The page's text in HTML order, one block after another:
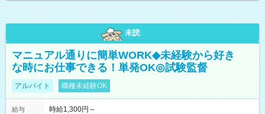
未読
マニュアル通りに簡単WORK◆未経験から好き
な時にお仕事できる！単発OK◎試験監督
アルバイト 職種未経験OK
給与
時給1,300円～